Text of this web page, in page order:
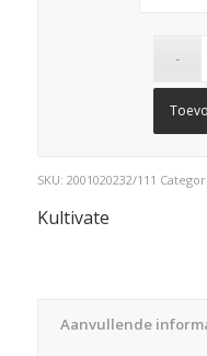
SKU: 2001020232/111
Kultivate
Aanvullende